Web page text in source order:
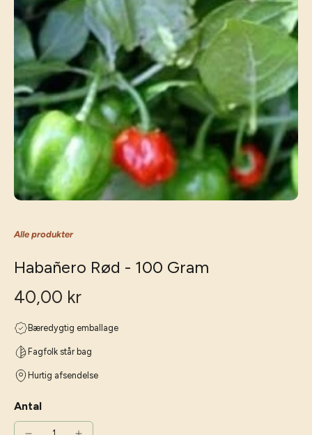
Alle produkter
Habañero Rød - 100 Gram
40,00 kr
Bæredygtig emballage
Fagfolk står bag
Hurtig afsendelse
Antal